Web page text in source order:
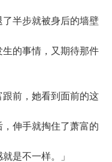
半步就被身后的墙壁
的事情，又期待那件
前，她看到面前的这
伸手就掏住了萧富的
是不一样。」